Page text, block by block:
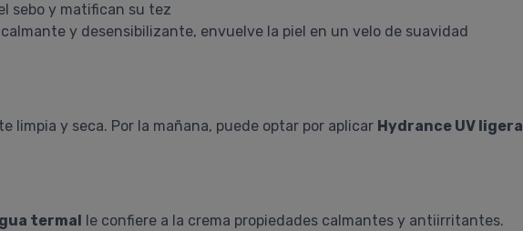
sebo y matifican su tez
calmante y desensibilizante, envuelve la piel en un velo de suavidad
limpia y seca. Por la mañana, puede optar por aplicar Hydrance UV ligera
termal le confiere a la crema propiedades calmantes y antiirritantes.